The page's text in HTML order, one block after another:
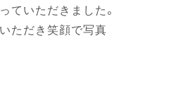
ていただきました。
ただき笑顔で写真